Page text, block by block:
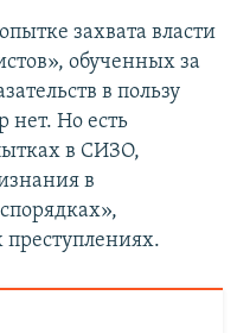
захвата власти
обученных за
в пользу
нет. Но есть
в СИЗО,
в